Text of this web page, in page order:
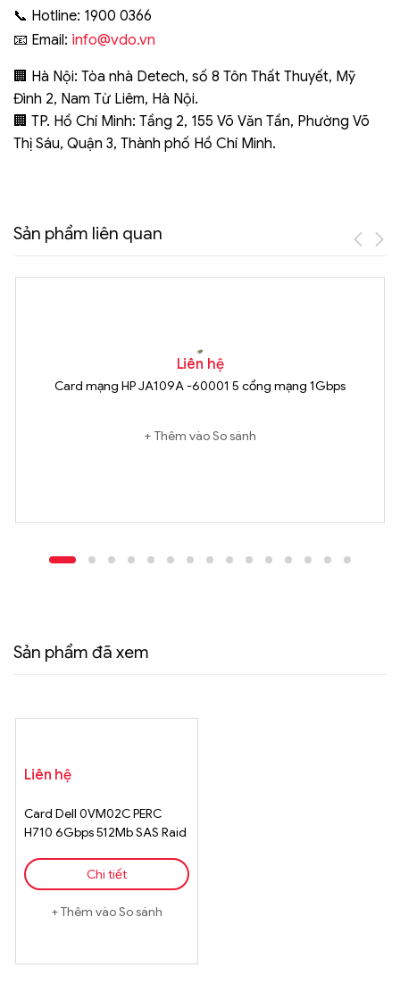
📞 Hotline: 1900 0366
📧 Email: info@vdo.vn
🏢 Hà Nội: Tòa nhà Detech, số 8 Tôn Thất Thuyết, Mỹ
Đình 2, Nam Từ Liêm, Hà Nội.
🏢 TP. Hồ Chí Minh: Tầng 2, 155 Võ Văn Tần, Phường Võ
Thị Sáu, Quận 3, Thành phố Hồ Chí Minh.
Sản phẩm liên quan
Liên hệ
Card mạng HP JA109A -60001 5 cổng mạng 1Gbps
Thêm vào So sánh
Sản phẩm đã xem
Liên hệ
Card Dell 0VM02C PERC
H710 6Gbps 512Mb SAS Raid
Chi tiết
Thêm vào So sánh